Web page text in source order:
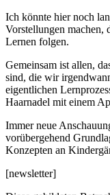
Ich könnte hier noch
Vorstellungen
Lernen folgen.
Gemeinsam ist allen,
sind, die wir
eigentlichen
Haarnadel mit einem
Immer neue
vorübergehend
Konzepten an
[newsletter]